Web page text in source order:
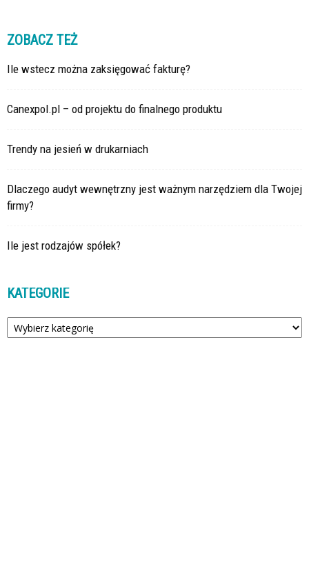
ZOBACZ TEŻ
Ile wstecz można zaksięgować fakturę?
Canexpol.pl – od projektu do finalnego produktu
Trendy na jesień w drukarniach
Dlaczego audyt wewnętrzny jest ważnym narzędziem dla Twojej
firmy?
Ile jest rodzajów spółek?
KATEGORIE
Kategorie